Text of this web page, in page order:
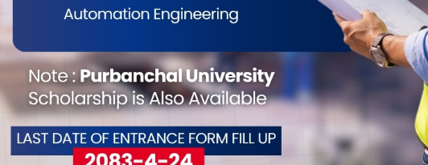
नयाँ पुस्ताले सिक्न चाँहे आफूले निःशुल्करुपमा सिकाउने उहाँ बताउनुहुन्छ ।
लाग्न छोड्यो, पहिले बागलुङ जिल्लाका धेरै ठाउँमा राडीपाखी बेच्ने मेला लाग्थ्यो,
बुन्छन्, यसबाट राम्रो आम्दानी गर्न सकिन्छ”, उहाँले भन्नुभयो, “यो काम अलि
बुन्दै गएपछि सजिलो लाग्छ, कोही युवायुवतीले सिक्न चाहे मैले निः शुल्क
बागलुङमा पुराना परम्परा र पेसा हराउन थल्दा जिल्लाको पहिचाननै सङ्कटमा